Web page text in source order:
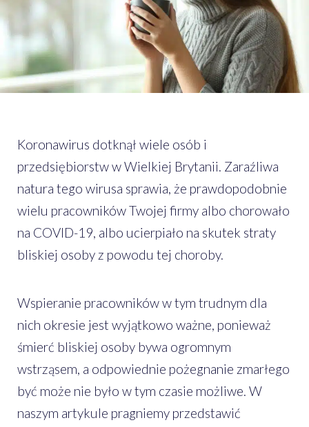
Koronawirus dotknął wiele osób i
przedsiębiorstw w Wielkiej Brytanii. Zaraźliwa
natura tego wirusa sprawia, że prawdopodobnie
wielu pracowników Twojej firmy albo chorowało
na COVID-19, albo ucierpiało na skutek straty
bliskiej osoby z powodu tej choroby.
Wspieranie pracowników w tym trudnym dla
nich okresie jest wyjątkowo ważne, ponieważ
śmierć bliskiej osoby bywa ogromnym
wstrząsem, a odpowiednie pożegnanie zmarłego
być może nie było w tym czasie możliwe. W
naszym artykule pragniemy przedstawić